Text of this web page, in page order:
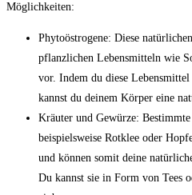
Möglichkeiten:
Phytoöstrogene: Diese
pflanzlichen‍ Lebensmitteln wie
vor.⁢ Indem du ​diese
kannst⁤ du deinem Körper eine
Kräuter und‌ Gewürze:‍
beispielsweise Rotklee oder
und können ⁤somit ​deine
Du kannst sie in Form von Tees